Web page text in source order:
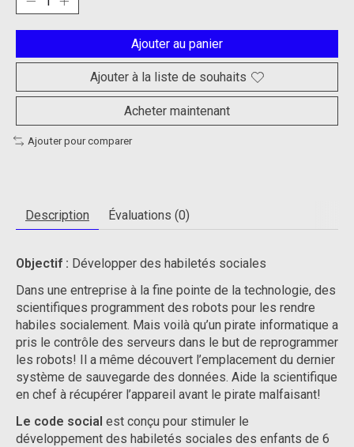
Ajouter au panier
Ajouter à la liste de souhaits
Acheter maintenant
Ajouter pour comparer
Description Évaluations (0)
Objectif : Développer des habiletés sociales
Dans une entreprise à la fine pointe de la technologie, des
scientifiques programment des robots pour les rendre
habiles socialement. Mais voilà qu’un pirate informatique a
pris le contrôle des serveurs dans le but de reprogrammer
les robots! Il a même découvert l’emplacement du dernier
système de sauvegarde des données. Aide la scientifique
en chef à récupérer l’appareil avant le pirate malfaisant!
Le code social est conçu pour stimuler le
développement des habiletés sociales des enfants de 6